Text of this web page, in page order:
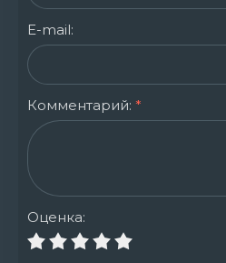
E-mail:
Комментарий: *
Оценка: